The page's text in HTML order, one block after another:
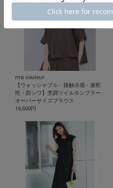
ma couleur
【ウォッシャブル・接触冷感・速乾
性・防シワ】杢調ツイルタンブラー
オーバーサイズブラウス
16,500円